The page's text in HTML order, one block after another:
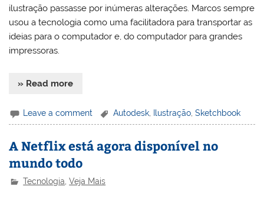
ilustração passasse por inúmeras alterações. Marcos sempre
usou a tecnologia como uma facilitadora para transportar as
ideias para o computador e, do computador para grandes
impressoras.
» Read more
Leave a comment Autodesk Ilustração ,Sketchbook
A Netflix está agora disponível no
mundo todo
Tecnologia ,Veja Mais